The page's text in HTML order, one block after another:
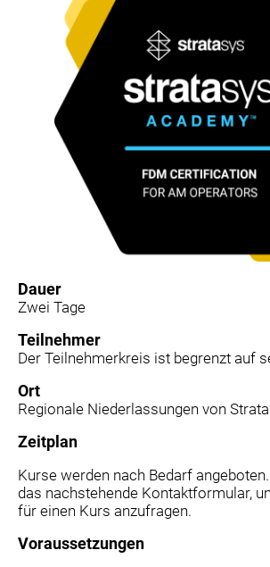
Dauer
Zwei Tage
Teilnehmer
Der Teilnehmerkreis ist begrenzt auf
Ort
Regionale Niederlassungen von
Zeitplan
Kurse werden nach Bedarf
das nachstehende Kontaktformular,
für einen Kurs anzufragen.
Voraussetzungen